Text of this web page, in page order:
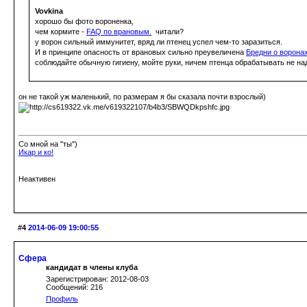
Vovkina
хорошо бы фото вороненка,
чем кормите - FAQ по врановым.
читали?
у ворон сильный иммунитет, вряд ли птенец успел чем-то заразиться.
И в принципе опасность от врановых сильно преувеличена Бредни о воронах
соблюдайте обычную гигиену, мойте руки, ничем птенца обрабатывать не
он не такой уж маленький, по размерам я бы сказала почти взрослый)
Со мной на "ты")
Икар и ко!
Неактивен
#4 2014-06-09 19:00:55
Сфера
кандидат в члены клуба
Зарегистрирован: 2012-08-03
Сообщений: 216
Профиль